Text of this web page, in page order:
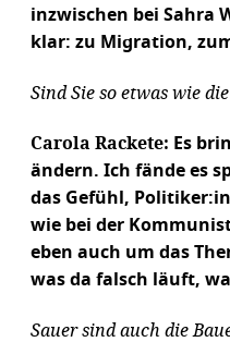
inzwischen bei Sahra
klar: zu Migration,
Sind Sie so etwas wie
Carola Rackete: Es
ändern. Ich fände es
das Gefühl,
wie bei der
eben auch um das
was da falsch läuft,
Sauer sind auch die